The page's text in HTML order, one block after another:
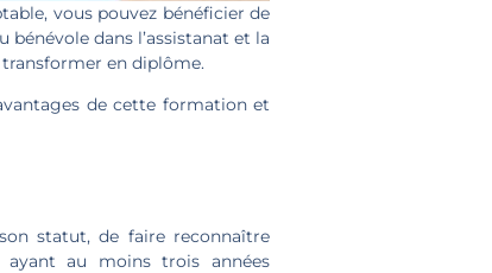
vous pouvez bénéficier de
bénévole dans l’assistanat et la
en diplôme.
de cette formation et
statut, de faire reconnaître
ayant au moins trois années